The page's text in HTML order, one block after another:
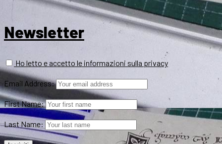
Newsletter
Ho letto e accetto le informazioni sulla privacy
Email Address:
First Name:
Last Name: